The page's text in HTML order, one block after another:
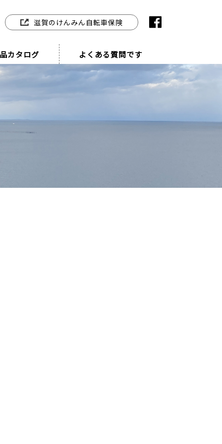
滋賀のけんみん自転車保険
カタログ よくある質問です